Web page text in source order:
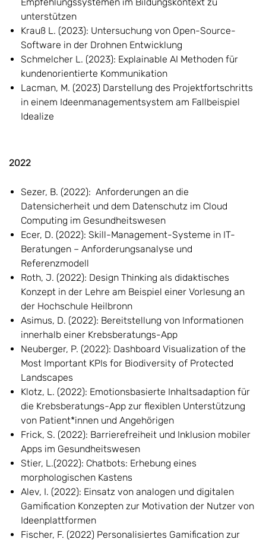
unterstützen
Krauß L. (2023): Untersuchung von Open-Source-
Software in der Drohnen Entwicklung
Schmelcher L. (2023): Explainable AI Methoden für
kundenorientierte Kommunikation
Lacman, M. (2023) Darstellung des Projektfortschritts
in einem Ideenmanagementsystem am Fallbeispiel
Idealize
2022
Sezer, B. (2022): Anforderungen an die
Datensicherheit und dem Datenschutz im Cloud
Computing im Gesundheitswesen
Ecer, D. (2022): Skill-Management-Systeme in IT-
Beratungen – Anforderungsanalyse und
Referenzmodell
Roth, J. (2022): Design Thinking als didaktisches
Konzept in der Lehre am Beispiel einer Vorlesung an
der Hochschule Heilbronn
Asimus, D. (2022): Bereitstellung von Informationen
innerhalb einer Krebsberatungs-App
Neuberger, P. (2022): Dashboard Visualization of the
Most Important KPIs for Biodiversity of Protected
Landscapes
Klotz, L. (2022): Emotionsbasierte Inhaltsadaption für
die Krebsberatungs-App zur flexiblen Unterstützung
von Patient*innen und Angehörigen
Frick, S. (2022): Barrierefreiheit und Inklusion mobiler
Apps im Gesundheitswesen
Stier, L.(2022): Chatbots: Erhebung eines
morphologischen Kastens
Alev, I. (2022): Einsatz von analogen und digitalen
Gamification Konzepten zur Motivation der Nutzer von
Ideenplattformen
Fischer, F. (2022) Personalisiertes Gamification zur